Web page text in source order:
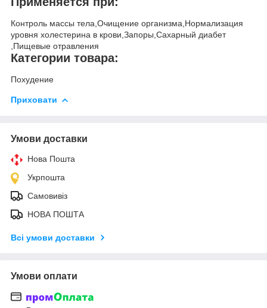
Контроль массы тела,Очищение организма,Нормализация
уровня холестерина в крови,Запоры,Сахарный диабет
,Пищевые отравления
Категории товара:
Похудение
Приховати
Умови доставки
Нова Пошта
Укрпошта
Самовивіз
НОВА ПОШТА
Всі умови доставки
Умови оплати